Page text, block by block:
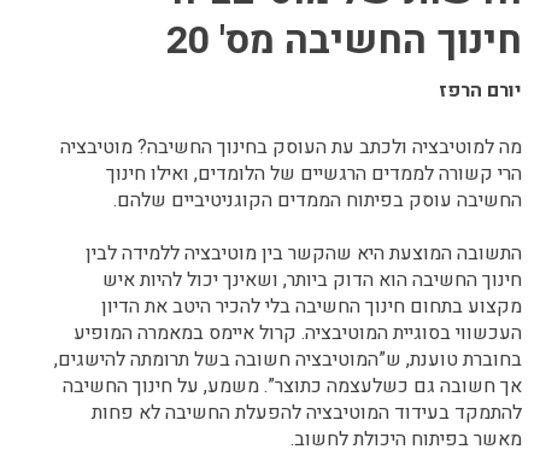
חינוך החשיבה מס' 20
יורם הרפז
מה למוטיבציה ולכתב עת העוסק בחינוך החשיבה? מוטיבציה
הרי קשורה לממדים הרגשיים של הלומדים, ואילו חינוך
החשיבה עוסק בפיתוח הממדים הקוגניטיביים שלהם.
התשובה המוצעת היא שהקשר בין מוטיבציה ללמידה לבין
חינוך החשיבה הוא הדוק ביותר, ושאינך יכול להיות איש
מקצוע בתחום חינוך החשיבה בלי להכיר היטב את הדיון
העכשווי בסוגיית המוטיבציה. קרול איימס במאמרה המופיע
בחוברת טוענת, ש”המוטיבציה חשובה בשל תרומתה להישגים,
אך חשובה גם כשלעצמה כתוצר”. משמע, על חינוך החשיבה
להתמקד בעידוד המוטיבציה להפעלת החשיבה לא פחות
מאשר בפיתוח היכולת לחשוב.